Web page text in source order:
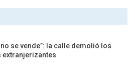
se vende”: la calle demolió los
extranjerizantes